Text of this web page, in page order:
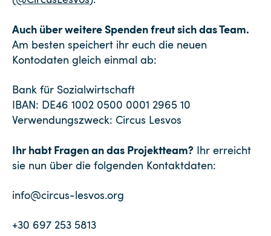
Auch über weitere Spenden freut sich das Team.
Am besten speichert ihr euch die neuen
Kontodaten gleich einmal ab:
Bank für Sozialwirtschaft
IBAN: DE46 1002 0500 0001 2965 10
Verwendungszweck: Circus Lesvos
Ihr habt Fragen an das Projektteam? Ihr erreicht
sie nun über die folgenden Kontaktdaten:
info@circus-lesvos.org
+30 697 253 5813